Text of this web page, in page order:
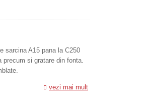
sarcina A15 pana la C250
si gratare din fonta.
vezi mai mult